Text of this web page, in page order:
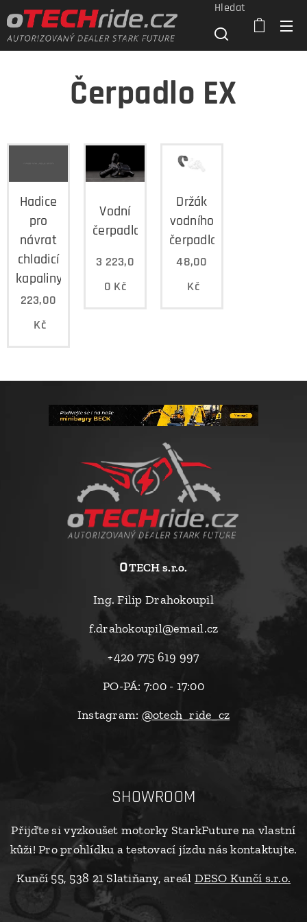
Hledat
Čerpadlo EX
Hadice
pro
návrat
chladicí
kapaliny
223,00
Kč
Vodní
čerpadlo
3 223,0
0 Kč
Držák
vodního
čerpadla
48,00
Kč
oTECH s.r.o.
Ing. Filip Drahokoupil
f.drahokoupil@email.cz
+420 775 619 997
PO-PÁ: 7:00 - 17:00
Instagram: @otech_ride_cz
SHOWROOM
Přijďte si vyzkoušet motorky StarkFuture na vlastní
kůži! Pro prohlídku a testovací jízdu nás kontaktujte.
Kunčí 55, 538 21 Slatiňany, areál DESO Kunčí s.r.o.